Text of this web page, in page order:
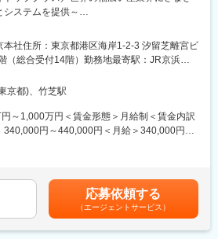
導入後の活用拡大までを一気通貫でリードし
テーマ、最先端の技術に触れながら日本経済
さらなる進化に携わる、当社でしか担えな
いただけます。
スキルを高めてもらい、最終的には自社に帰
もらうという独自のビジネスモデルを保有し
ツールの導入からその定着、プロセス改善に
で担えることが最大の強みであり、日本でも
ます。
システムを提供～
界を通じて、より便利な社会の実現に貢献で
ボット等の自動化設備における最適ロジック
ディアを形にすることができます。
やシミュレーション技術に触れ、業界の最前
、自身のスキルとキャリアを向上させる機会
ーおよび生産ラインの自動化設備 検討・提
遂行いただきます。
所：東京都港区海岸1-2-3 汐留芝離宮ビ
（総合受付14階）勤務地最寄駅：JR京浜東
町駅受動喫煙対策：屋内全面禁煙変更の範
業所
京都)、竹芝駅
～1,000万円＜賃金形態＞月給制＜賃金内訳
340,000円～440,000円＜月給＞340,000円～
あります。賃金はあくまでも目安の金額であ
下する可能性があります。月給(月額)は固定手
。
応募依頼する
（エージェントサービス）